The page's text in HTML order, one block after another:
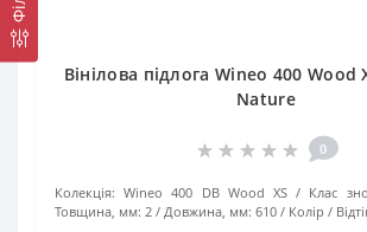
Вінілова підлога Wineo 400 Wood
Nature
0
Колекція: Wineo 400 DB Wood XS Клас
Товщина, мм: 2 Довжина, мм: 610 Колір /